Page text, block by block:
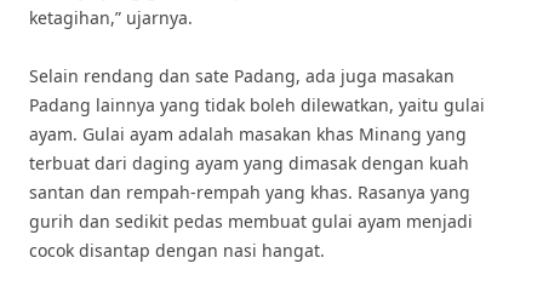
ketagihan,” ujarnya.
Selain rendang dan sate Padang, ada juga masakan
Padang lainnya yang tidak boleh dilewatkan, yaitu gulai
ayam. Gulai ayam adalah masakan khas Minang yang
terbuat dari daging ayam yang dimasak dengan kuah
santan dan rempah-rempah yang khas. Rasanya yang
gurih dan sedikit pedas membuat gulai ayam menjadi
cocok disantap dengan nasi hangat.